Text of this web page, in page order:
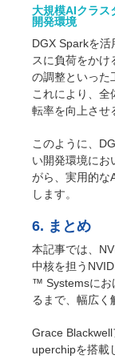
大規模AIクラス
開発環境
DGX Sparkを活
スに負荷をかけ
の調整といった
これにより、全
転率を向上させ
このように、
い開発環境にお
がら、実用的な
します。
6. まとめ
本記事では、
中核を担う
™ Systemsにお
るまで、幅広く
Grace
uperchipを搭載